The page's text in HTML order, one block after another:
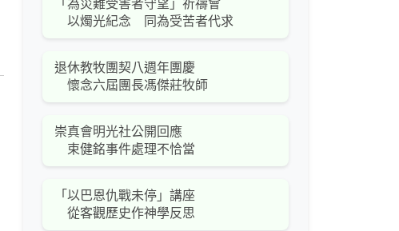
「為災難受害者守望」祈禱會
以燭光紀念 同為受苦者代求
退休教牧團契八週年團慶
懷念六屆團長馮傑莊牧師
崇真會明光社公開回應
束健銘事件處理不恰當
「以巴恩仇戰未停」講座
從客觀歷史作神學反思